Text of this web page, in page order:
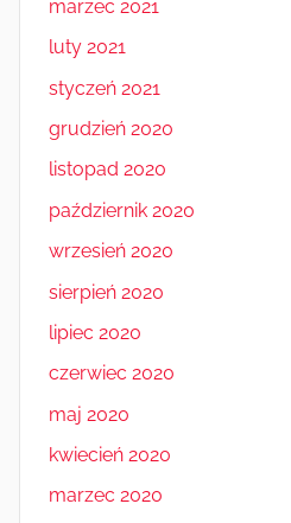
marzec 2021
luty 2021
styczeń 2021
grudzień 2020
listopad 2020
październik 2020
wrzesień 2020
sierpień 2020
lipiec 2020
czerwiec 2020
maj 2020
kwiecień 2020
marzec 2020